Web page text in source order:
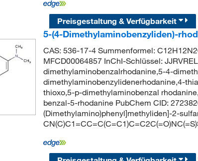
Preisgestaltung & Verfügbarkeit
5-(4-Dimethylaminobenzyliden)-
CAS: 536-17-4 Summenformel:
MFCD00064857 InChI-Schlüssel:
dimethylaminobenzalrhodanine,5-4-
dimethylaminobenzylidenerhodanine,4-
thioxo,5-p-dimethylaminobenzal
benzal-5-rhodanine PubChem CID:
(Dimethylamino)phenyl]methyliden]-2-